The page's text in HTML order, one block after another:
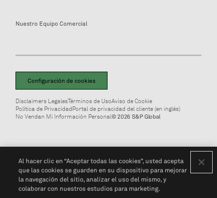
Nuestro Equipo Comercial
Configuración de cookies
Disclaimers LegalesTérminos de UsoAviso de Cookie
Política de PrivacidadPortal de privacidad del cliente (en inglés)
No Vendan Mi Información Personal© 2026 S&P Global
Al hacer clic en “Aceptar todas las cookies”, usted acepta
que las cookies se guarden en su dispositivo para mejorar
la navegación del sitio, analizar el uso del mismo, y
colaborar con nuestros estudios para marketing.